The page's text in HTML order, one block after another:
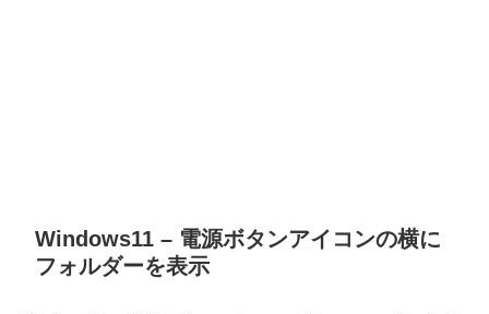
Windows11 – 電源ボタンアイコンの横に
フォルダーを表示